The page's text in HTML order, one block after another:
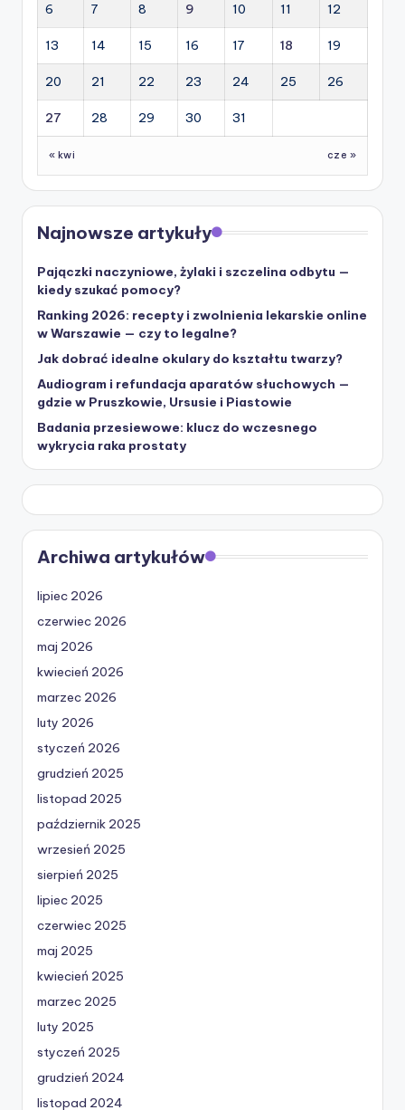
6 7 8 9 10 11 12
13 14 15 16 17 18 19
20 21 22 23 24 25 26
27 28 29 30 31
« kwi cze »
Najnowsze artykuły
Pajączki naczyniowe, żylaki i szczelina odbytu —
kiedy szukać pomocy?
Ranking 2026: recepty i zwolnienia lekarskie online
w Warszawie — czy to legalne?
Jak dobrać idealne okulary do kształtu twarzy?
Audiogram i refundacja aparatów słuchowych —
gdzie w Pruszkowie, Ursusie i Piastowie
Badania przesiewowe: klucz do wczesnego
wykrycia raka prostaty
Archiwa artykułów
lipiec 2026
czerwiec 2026
maj 2026
kwiecień 2026
marzec 2026
luty 2026
styczeń 2026
grudzień 2025
listopad 2025
październik 2025
wrzesień 2025
sierpień 2025
lipiec 2025
czerwiec 2025
maj 2025
kwiecień 2025
marzec 2025
luty 2025
styczeń 2025
grudzień 2024
listopad 2024